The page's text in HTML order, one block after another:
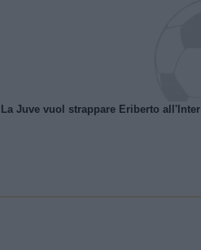
La Juve vuol strappare Eriberto all'Inter